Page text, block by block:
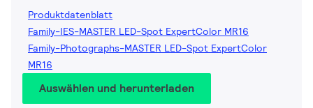
Produktdatenblatt
Family-IES-MASTER LED-Spot ExpertColor MR16
Family-Photographs-MASTER LED-Spot ExpertColor
MR16
Auswählen und herunterladen